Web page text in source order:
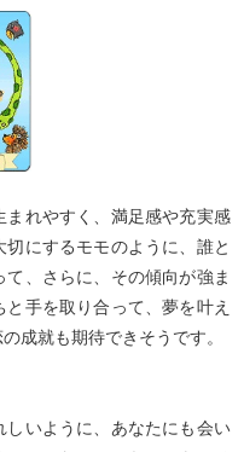
れやすく、満足感や充実感
にするモモのように、誰と
、さらに、その傾向が強ま
手を取り合って、夢を叶え
成就も期待できそうです。
しいように、あなたにも会い